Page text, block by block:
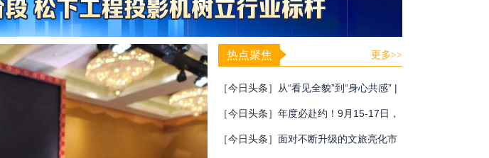
热点聚焦 更多>>
［今日头条］ 从“看见全貌”到“身心共感” |
“壁彩京华”第三场展览在松下安恒影艺空
间启幕
［今日头条］ 年度必赴约！9月15-17日，
闻信第28届广告新科技上海秋交会，重磅
［今日头条］ 面对不断升级的文旅亮化市